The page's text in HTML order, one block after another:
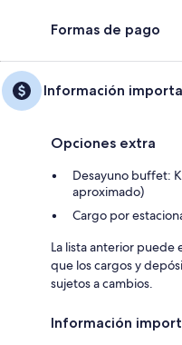
Formas de pago
Información
Opciones extra
Desayuno buffet:
aproximado)
Cargo por
La lista anterior puede
que los cargos y
sujetos a cambios.
Información